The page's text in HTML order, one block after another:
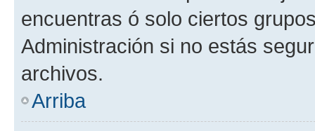
encuentras ó solo ciertos
Administración si no estás
archivos.
Arriba